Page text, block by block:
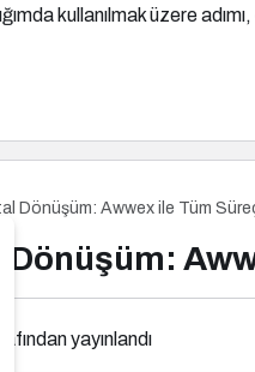
kullanılmak üzere
Dönüşüm: Awwex ile Tüm
yayınlandı